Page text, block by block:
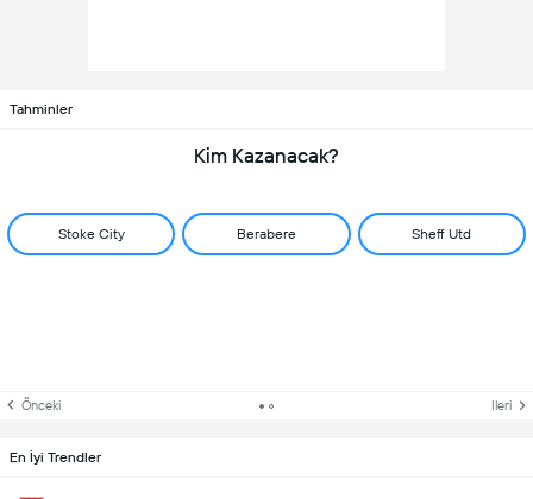
Tahminler
Kim Kazanacak?
Stoke City Berabere Sheff Utd
Önceki Ileri
En İyi Trendler